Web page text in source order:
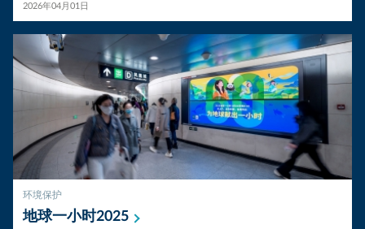
2026年04月01日
环境保护
地球一小时2025